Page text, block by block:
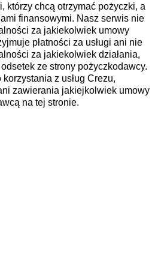
którzy chcą otrzymać pożyczki, a
finansowymi. Nasz serwis nie
za jakiekolwiek umowy
płatności za usługi ani nie
za jakiekolwiek działania,
ze strony pożyczkodawcy.
z usług Crezu,
zawierania jakiejkolwiek umowy
na tej stronie.